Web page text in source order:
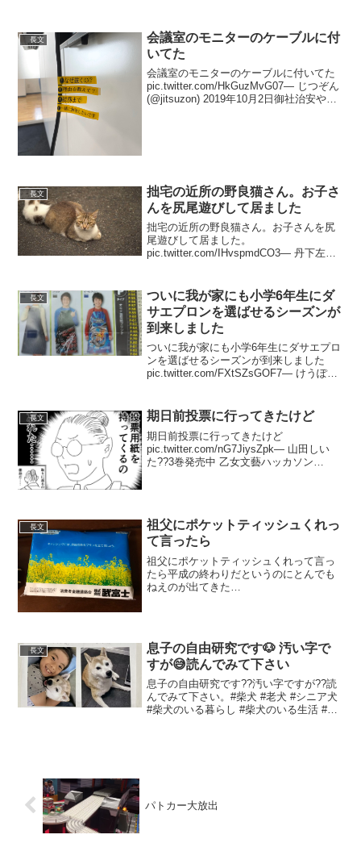
長文
会議室のモニターのケーブルに付
いてた
会議室のモニターのケーブルに付いてた
pic.twitter.com/HkGuzMvG07— じつぞん
(@jitsuzon) 2019年10月2日御社治安やば
長文
拙宅の近所の野良猫さん。お子さ
んを尻尾遊びして居ました
拙宅の近所の野良猫さん。お子さんを尻
尾遊びして居ました。
pic.twitter.com/IHvspmdCO3— 丹下左膳
pic.twitte...
長文
ついに我が家にも小学6年生にダ
サエプロンを選ばせるシーズンが
到来しました
ついに我が家にも小学6年生にダサエプロ
ンを選ばせるシーズンが到来しました
pic.twitter.com/FXtSZsGOF7— けうぽ
長文 期日前投票に行ってきたけど
期日前投票に行ってきたけど
pic.twitter.com/nG7JiysZpk— 山田しい
た??3巻発売中 乙女文藝ハッカソン
長文
祖父にポケットティッシュくれっ
て言ったら
祖父にポケットティッシュくれって言っ
たら平成の終わりだというのにとんでも
ねえのが出てきた
長文
息子の自由研究です🐶 汚い字で
すが😅読んでみて下さい
息子の自由研究です??汚い字ですが??読
んでみて下さい。#柴犬 #老犬 #シニア犬
#柴犬のいる暮らし #柴犬のいる生活 #柴
パトカー大放出